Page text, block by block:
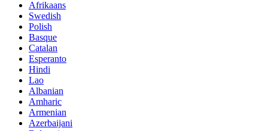
Afrikaans
Swedish
Polish
Basque
Catalan
Esperanto
Hindi
Lao
Albanian
Amharic
Armenian
Azerbaijani